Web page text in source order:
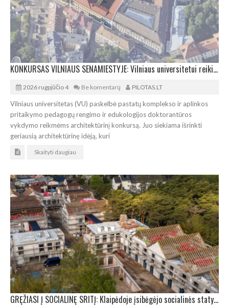
KONKURSAS VILNIAUS SENAMIESTYJE: Vilniaus universitetui reikia pedagogų rengimo centro
2026 rugpjūčio 4 Be komentarų PILOTAS.LT
Vilniaus universitetas (VU) paskelbė pastatų komplekso ir aplinkos
pritaikymo pedagogų rengimo ir edukologijos doktorantūros
vykdymo reikmėms architektūrinį konkursą. Juo siekiama išrinkti
geriausią architektūrinę idėją, kuri
Skaityti daugiau
GRĘŽIASI Į SOCIALINĘ SRITĮ: Klaipėdoje įsibėgėjo socialinės statybos